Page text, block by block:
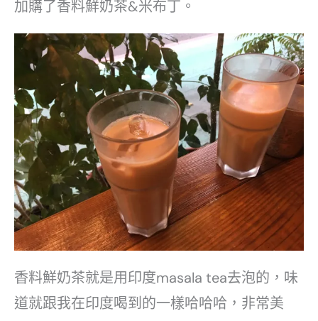
加購了香料鮮奶茶&米布丁。
香料鮮奶茶就是用印度masala tea去泡的，味
道就跟我在印度喝到的一樣哈哈哈，非常美